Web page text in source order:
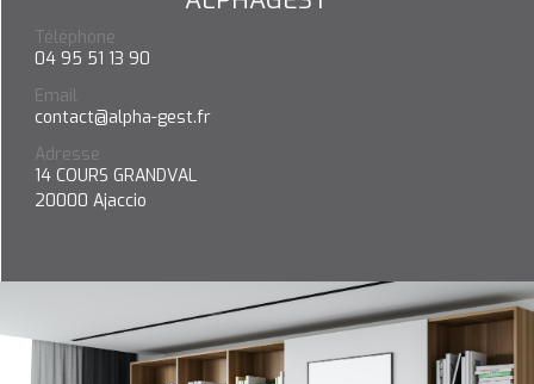
Téléphone
04 95 51 13 90
Email
contact@alpha-gest.fr
Adresse
14 COURS GRANDVAL
20000
Ajaccio